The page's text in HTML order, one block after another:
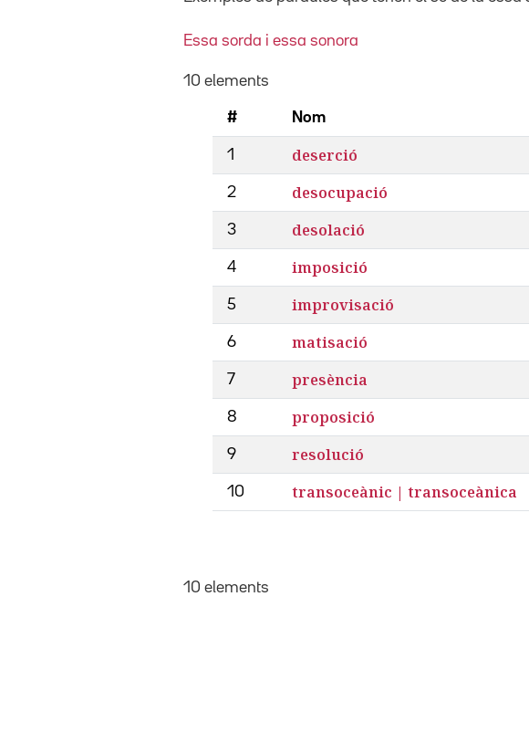
Essa sorda i essa sonora
10 elements
# Nom
1 deserció
2 desocupació
3 desolació
4 imposició
5 improvisació
6 matisació
7 presència
8 proposició
9 resolució
10 transoceànic | transoceànica
10 elements